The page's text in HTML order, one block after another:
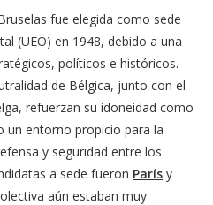
fue elegida como sede
(UEO) en 1948, debido a una
políticos e históricos.
de Bélgica, junto con el
refuerzan su idoneidad como
un entorno propicio para la
y seguridad entre los
a sede fueron París y
aún estaban muy